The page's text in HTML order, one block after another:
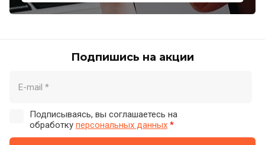
Подпишись на акции
Подписываясь, вы соглашаетесь на
обработку персональных данных *